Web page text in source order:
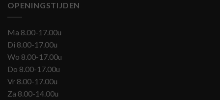
OPENINGSTIJDEN
Ma 8.00-17.00u
Di 8.00-17.00u
Wo 8.00-17.00u
Do 8.00-17.00u
Vr 8.00-17.00u
Za 8.00-14.00u